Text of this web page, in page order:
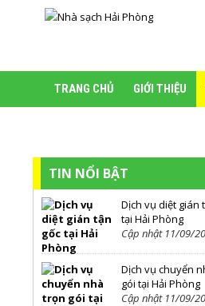
TRANG CHỦ GIỚI THIỆU
TIN NỔI BẬT
Dịch vụ diệt gián
tại Hải Phòng
Cập nhật 11/09/
Dịch vụ chuyển
gói tại Hải Phòng
Cập nhật 11/09/